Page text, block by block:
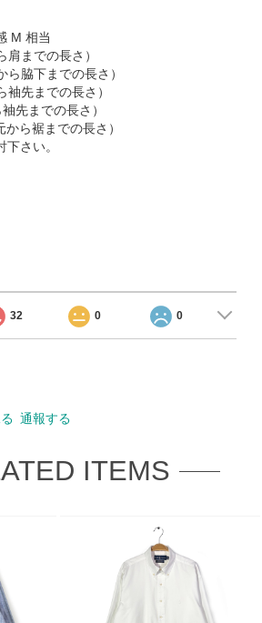
M 相当
までの長さ）
脇下までの長さ）
先までの長さ）
先までの長さ）
ら裾までの長さ）
さい。
32 0 0
通報する
ITEMS